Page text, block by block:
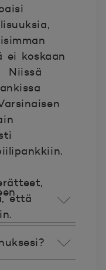
ei koskaan
Niissä
että